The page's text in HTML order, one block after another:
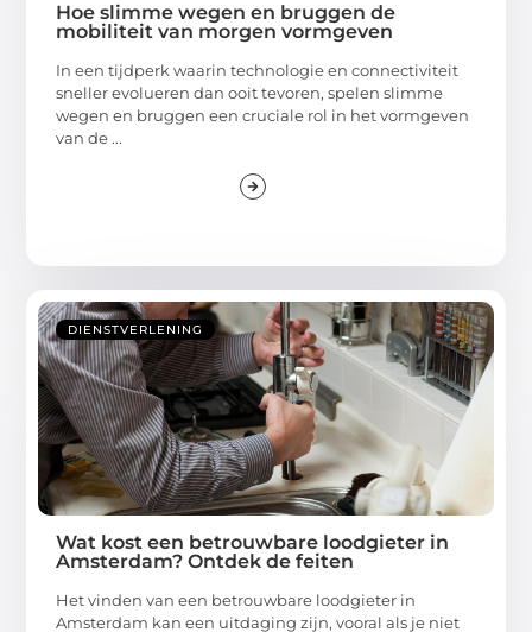
Hoe slimme wegen en bruggen de
mobiliteit van morgen vormgeven
In een tijdperk waarin technologie en connectiviteit
sneller evolueren dan ooit tevoren, spelen slimme
wegen en bruggen een cruciale rol in het vormgeven
van de ...
DIENSTVERLENING
Wat kost een betrouwbare loodgieter in
Amsterdam? Ontdek de feiten
Het vinden van een betrouwbare loodgieter in
Amsterdam kan een uitdaging zijn, vooral als je niet